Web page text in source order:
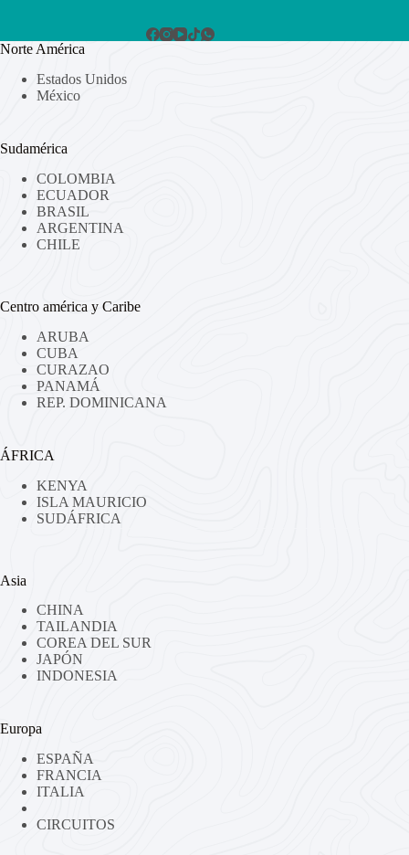
Norte América
Estados Unidos
México
Sudamérica
COLOMBIA
ECUADOR
BRASIL
ARGENTINA
CHILE
Centro américa y Caribe
ARUBA
CUBA
CURAZAO
PANAMÁ
REP. DOMINICANA
ÁFRICA
KENYA
ISLA MAURICIO
SUDÁFRICA
Asia
CHINA
TAILANDIA
COREA DEL SUR
JAPÓN
INDONESIA
Europa
ESPAÑA
FRANCIA
ITALIA
CIRCUITOS